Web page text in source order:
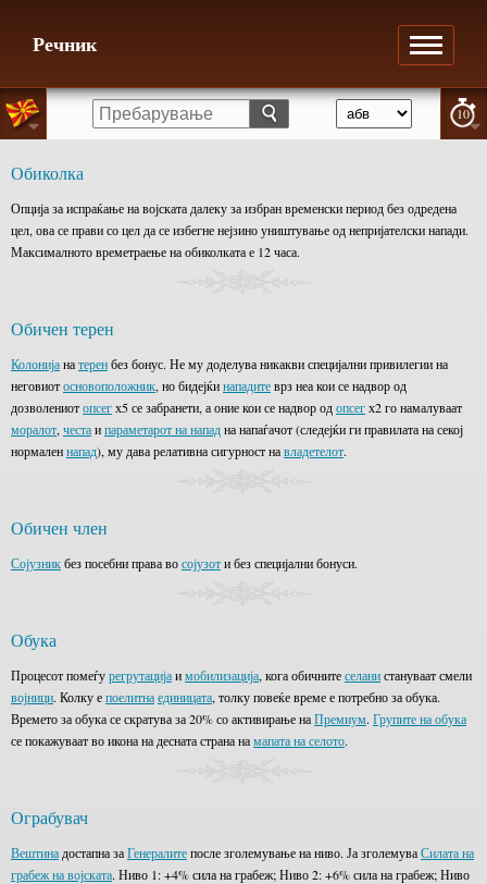
10
Речник
Обиколка
Опција за испраќање на војската далеку за избран временски период без одредена
цел, ова се прави со цел да се избегне нејзино уништување од непријателски напади.
Максималното времетраење на обиколката е 12 часа.
Обичен терен
Колонијанатеренбез бонус. Не му доделува никакви специјални привилегии на
неговиотосновоположник, но бидејќинападитеврз неа кои се надвор од
дозволениотопсегх5 се забранети, а оние кои се надвор одопсегх2 го намалуваат
моралот, честаипараметарот на нападна напаѓачот (следејќи ги правилата на секој
нормаленнапад), му дава релативна сигурност навладетелот.
Обичен член
Сојузникбез посебни права восојузоти без специјални бонуси.
Обука
Процесот помеѓурегрутацијаимобилизација, кога обичнитеселанистануваат смели
војници. Колку епоелитнаединицата, толку повеќе време е потребно за обука.
Времето за обука се скратува за 20% со активирање наПремиум. Групите на обука
се покажуваат во икона на десната страна намапата на селото.
Ограбувач
Вештина достапна заГенералитепосле зголемување на ниво. Ја зголемуваСилата на
грабеж на војската. Ниво 1: +4% сила на грабеж; Ниво 2: +6% сила на грабеж; Ниво